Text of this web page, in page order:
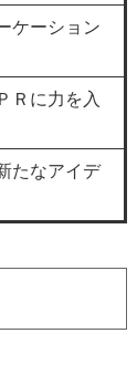
ケーション
Ｒに力を入
たなアイデ